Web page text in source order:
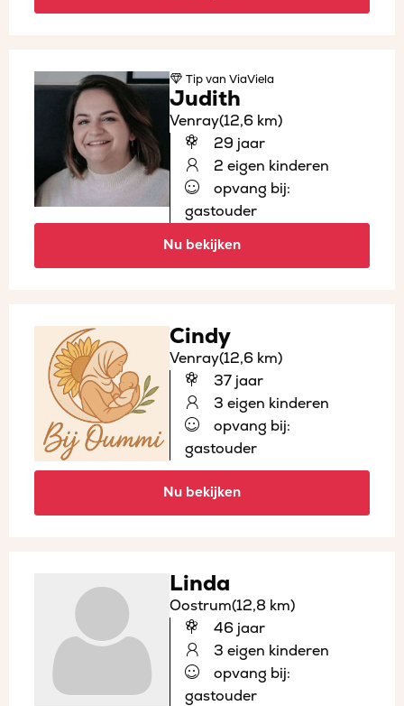
Tipvan ViaViela
Judith
Venray(12,6 km)
29 jaar
2 eigen kinderen
opvang bij:
gastouder
Nu bekijken
Cindy
Venray(12,6 km)
37 jaar
3 eigen kinderen
opvang bij:
gastouder
Nu bekijken
Linda
Oostrum(12,8 km)
46 jaar
3 eigen kinderen
opvang bij:
gastouder